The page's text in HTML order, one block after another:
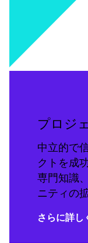
プロジ
中立的で
クトを成
専門知識
ニティの
さらに詳し